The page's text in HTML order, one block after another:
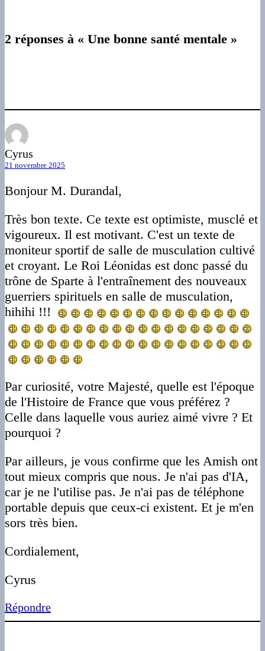
2 réponses à « Une bonne santé mentale »
Cyrus
21 novembre 2025
Bonjour M. Durandal,
Très bon texte. Ce texte est optimiste, musclé et
vigoureux. Il est motivant. C'est un texte de
moniteur sportif de salle de musculation cultivé
et croyant. Le Roi Léonidas est donc passé du
trône de Sparte à l'entraînement des nouveaux
guerriers spirituels en salle de musculation,
hihihi !!!
Par curiosité, votre Majesté, quelle est l'époque
de l'Histoire de France que vous préférez ?
Celle dans laquelle vous auriez aimé vivre ? Et
pourquoi ?
Par ailleurs, je vous confirme que les Amish ont
tout mieux compris que nous. Je n'ai pas d'IA,
car je ne l'utilise pas. Je n'ai pas de téléphone
portable depuis que ceux-ci existent. Et je m'en
sors très bien.
Cordialement,
Cyrus
Répondre